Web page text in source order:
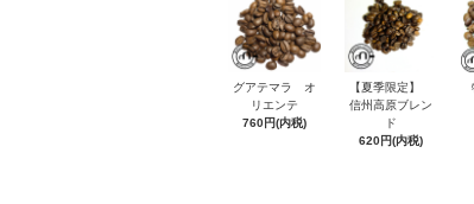
グアテマラ オ
リエンテ
760円(内税)
【夏季限定】
信州高原ブレン
ド
620円(内税)